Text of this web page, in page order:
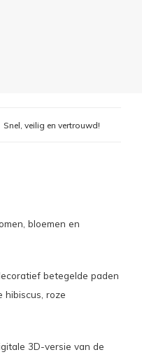
Snel, veilig en vertrouwd!
bloemen en
betegelde paden
hibiscus, roze
3D-versie van de